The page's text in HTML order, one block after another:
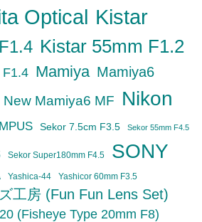
Optical Kistar
Kistar 55mm F1.2
F1.4 Mamiya Mamiya6
New Mamiya6 MF Nikon
Sekor 7.5cm F3.5 Sekor 55mm F4.5
Sekor Super180mm F4.5 SONY
Yashica-44 Yashicor 60mm F3.5
工房 (Fun Fun Lens Set)
(Fisheye Type 20mm F8)